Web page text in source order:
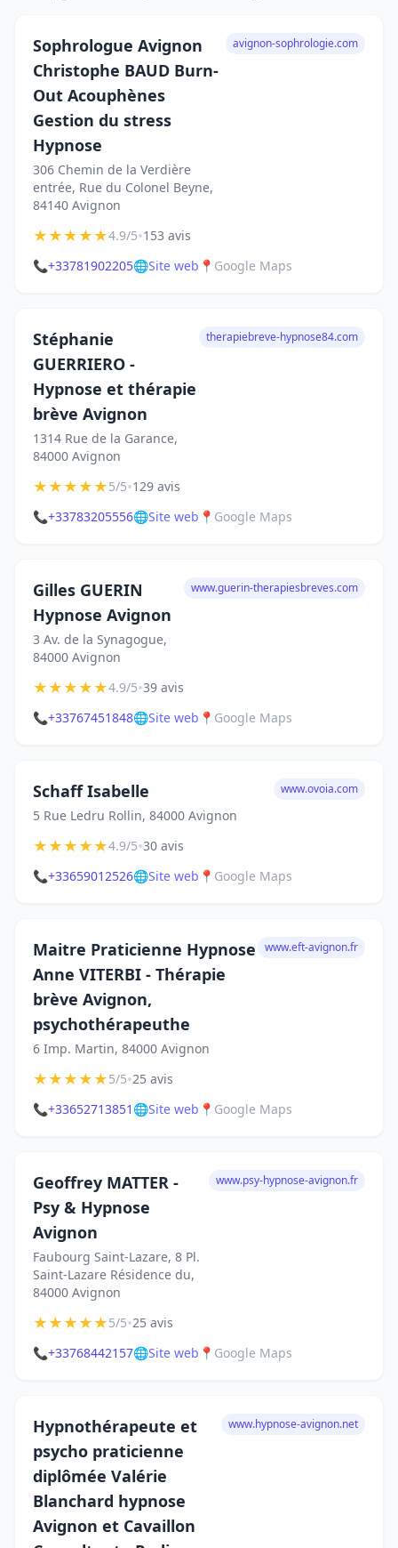
Sophrologue Avignon
Christophe BAUD Burn-
Out Acouphènes
Gestion du stress
Hypnose
306 Chemin de la Verdière
entrée, Rue du Colonel Beyne,
84140 Avignon
avignon-sophrologie.com
★★★★★4.9/5•153 avis
📞+33781902205🌐Site web 📍 Google Maps
Stéphanie
GUERRIERO -
Hypnose et thérapie
brève Avignon
1314 Rue de la Garance,
84000 Avignon
therapiebreve-hypnose84.com
★★★★★5/5•129 avis
📞+33783205556🌐Site web 📍 Google Maps
Gilles GUERIN
Hypnose Avignon
3 Av. de la Synagogue,
84000 Avignon
www.guerin-therapiesbreves.com
★★★★★4.9/5•39 avis
📞+33767451848🌐Site web 📍 Google Maps
Schaff Isabelle
5 Rue Ledru Rollin, 84000 Avignon
www.ovoia.com
★★★★★4.9/5•30 avis
📞+33659012526🌐Site web 📍 Google Maps
Maitre Praticienne Hypnose
Anne VITERBI - Thérapie
brève Avignon,
psychothérapeuthe
6 Imp. Martin, 84000 Avignon
www.eft-avignon.fr
★★★★★5/5•25 avis
📞+33652713851 🌐Site web 📍 Google Maps
Geoffrey MATTER -
Psy & Hypnose
Avignon
Faubourg Saint-Lazare, 8 Pl.
Saint-Lazare Résidence du,
84000 Avignon
www.psy-hypnose-avignon.fr
★★★★★5/5•25 avis
📞+33768442157🌐Site web 📍 Google Maps
Hypnothérapeute et
psycho praticienne
diplômée Valérie
Blanchard hypnose
Avignon et Cavaillon
www.hypnose-avignon.net